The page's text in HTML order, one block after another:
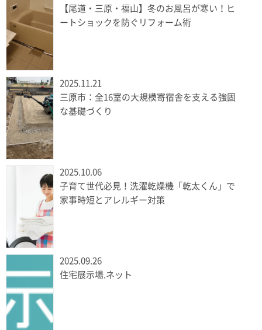
【尾道・三原・福山】冬のお風呂が寒い！ヒ
ートショックを防ぐリフォーム術
2025.11.21
三原市：全16室の大規模寄宿舎を支える強固
な基礎づくり
2025.10.06
子育て世代必見！洗濯乾燥機「乾太くん」で
家事時短とアレルギー対策
2025.09.26
住宅展示場.ネット